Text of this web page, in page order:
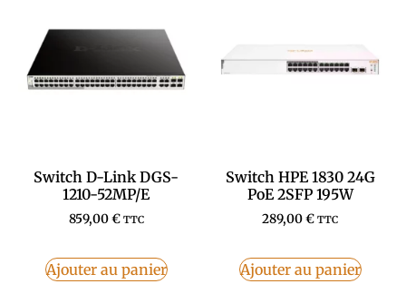
Switch D-Link DGS-
1210-52MP/E
859,00€ TTC
Ajouter au panier
Switch HPE 1830 24G
PoE 2SFP 195W
289,00€ TTC
Ajouter au panier